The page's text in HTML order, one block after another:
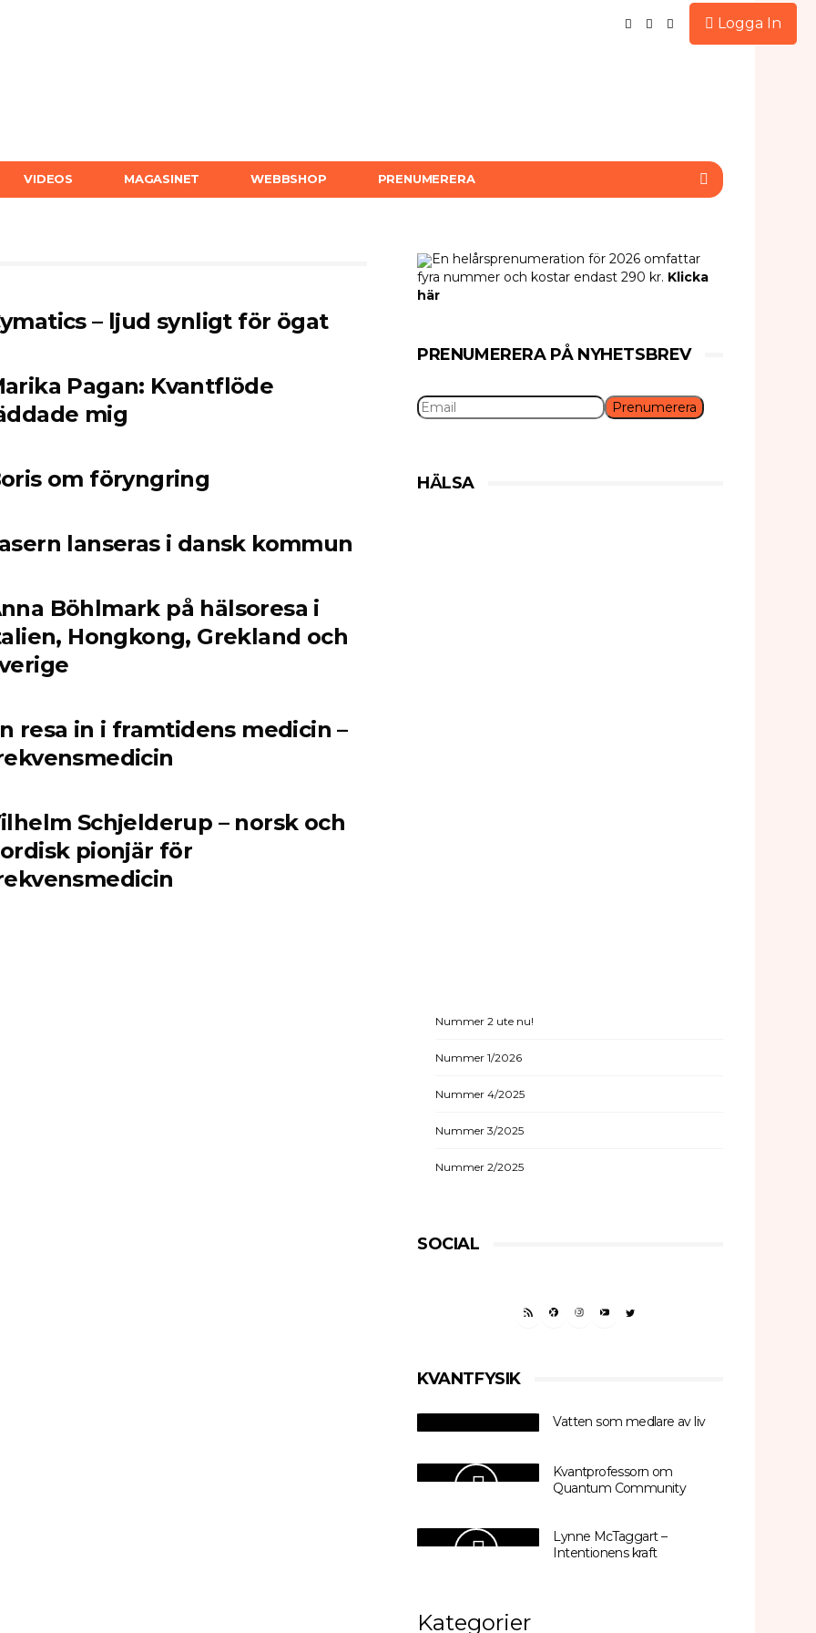
VIDEOS MAGASINET WEBBSHOP PRENUMERERA
– ljud synligt för ögat
Pagan: Kvantflöde
mig
om föryngring
lanseras i dansk kommun
Böhlmark på hälsoresa i
Hongkong, Grekland och
resa in i framtidens medicin –
Schjelderup – norsk och
pionjär för
En helårsprenumeration för 2026 omfattar
fyra nummer och kostar endast 290 kr. Klicka
här
PRENUMERERA PÅ NYHETSBREV
HÄLSA
Nummer 2 ute nu!
Nummer 1/2026
Nummer 4/2025
Nummer 3/2025
Nummer 2/2025
SOCIAL
RSS FEEDFACEBOOK
INSTAGRAM
YOUTUBETWITTER
KVANTFYSIK
Vatten som medlare av liv
Kvantprofessorn om
Quantum Community
Lynne McTaggart –
Intentionens kraft
Kategorier
Logga In